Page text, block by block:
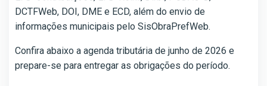
DCTFWeb, DOI, DME e ECD, além do envio de
informações municipais pelo SisObraPrefWeb.
Confira abaixo a agenda tributária de junho de 2026 e
prepare-se para entregar as obrigações do período.